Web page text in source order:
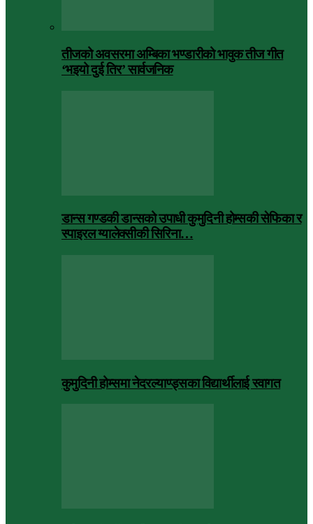
तीजको अवसरमा अम्बिका भण्डारीको भावुक तीज गीत
‘भइयो दुई तिर’ सार्वजनिक
डान्स गण्डकी डान्सको उपाधी कुमुदिनी होम्सकी सेफिका र
स्पाइरल ग्यालेक्सीकी सिरिना…
कुमुदिनी होम्समा नेदरल्याण्ड्सका विद्यार्थीलाई स्वागत